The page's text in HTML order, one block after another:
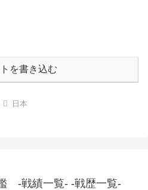
を書き込む
日本
-戦績一覧- -戦歴一覧-